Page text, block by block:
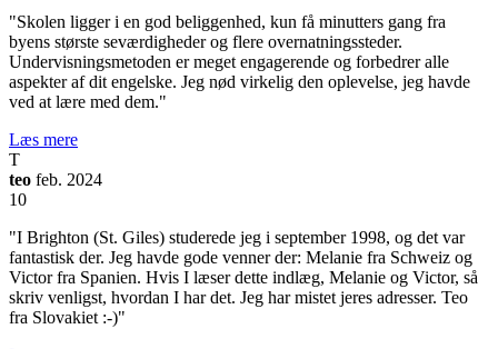
"Skolen ligger i en god beliggenhed, kun få minutters gang fra
byens største seværdigheder og flere overnatningssteder.
Undervisningsmetoden er meget engagerende og forbedrer alle
aspekter af dit engelske. Jeg nød virkelig den oplevelse, jeg havde
ved at lære med dem."
Læs mere
T
teo feb. 2024
10
"I Brighton (St. Giles) studerede jeg i september 1998, og det var
fantastisk der. Jeg havde gode venner der: Melanie fra Schweiz og
Victor fra Spanien. Hvis I læser dette indlæg, Melanie og Victor, så
skriv venligst, hvordan I har det. Jeg har mistet jeres adresser. Teo
fra Slovakiet :-)"